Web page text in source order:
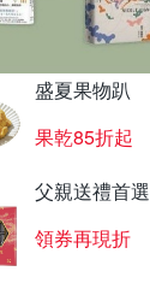
盛夏果物趴
果乾85折起
父親送禮首選
領券再現折